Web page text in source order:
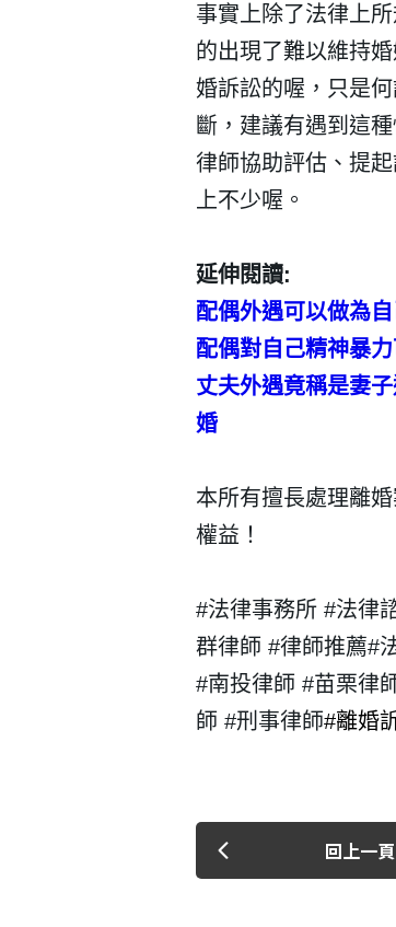
事實上除了法律上
的出現了難以維持
婚訴訟的喔，只是
斷，建議有遇到這
律師協助評估、提
上不少喔。
延伸閱讀:
配偶外遇可以做為
配偶對自己精神暴
丈夫外遇竟稱是妻
婚
本所有擅長處理離
權益！
#法律事務所 #法律
群律師 #律師推薦#
#南投律師 #苗栗律
師 #刑事律師#離婚
回上一頁